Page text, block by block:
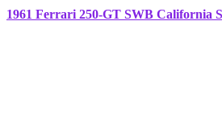
1961 Ferrari 250-GT SWB California